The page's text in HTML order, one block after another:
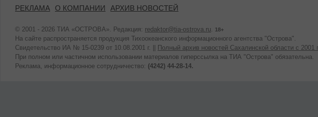
РЕКЛАМА О КОМПАНИИ АРХИВ НОВОСТЕЙ
© 2001 - 2026 ТИА «ОСТРОВА». Редакция: redaktor@tia-ostrova.ru 18+
На сайте распространяется продукция Тихоокеанского информационного агентства "Острова".
Свидетельство ИА № 15-0239 от 10.08.2001 г. ||
Полный архив новостей Сахалинской области с 2001
При полном или частичном использовании материалов гиперссылка на ТИА "Острова" обязательна.
Реклама, информационное сотрудничество: (4242) 44-28-14.